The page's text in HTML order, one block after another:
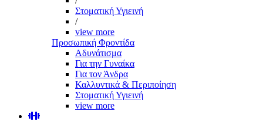
Στοματική Υγιεινή
/
view more
Προσωπική Φροντίδα
Αδυνάτισμα
Για την Γυναίκα
Για τον Άνδρα
Καλλυντικά & Περιποίηση
Στοματική Υγιεινή
view more